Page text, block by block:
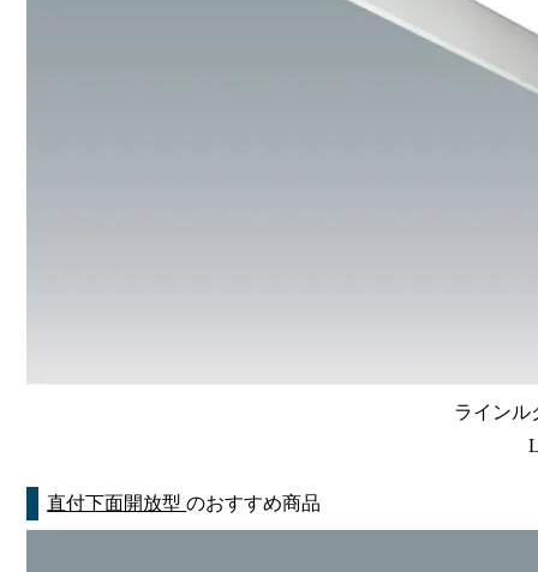
ラインル
直付下面開放型のおすすめ商品